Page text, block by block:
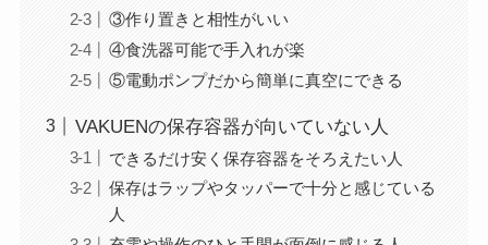
③作り置きと相性がいい
④食洗器可能で手入れが楽
⑤電動ポンプだから簡単に真空にできる
VAKUENの保存容器が向いていない人
できるだけ安く保存容器をそろえたい人
保存はラップやタッパーで十分と感じている
人